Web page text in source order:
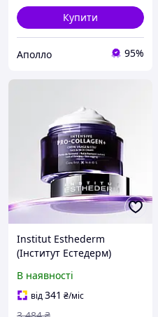
Купити
Аполло 95%
Institut Esthederm
(Інститут Естедерм)
Face & Neck Cream крем з
пептидами для обличчя
та шиї, 50 мл
В наявності
від341 ₴/міс